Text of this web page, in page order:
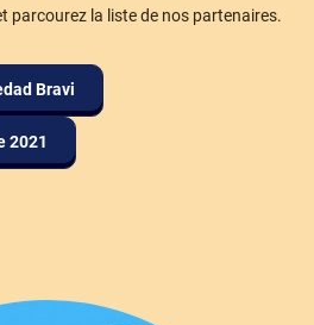
parcourez la liste de nos partenaires.
Bravi
2021